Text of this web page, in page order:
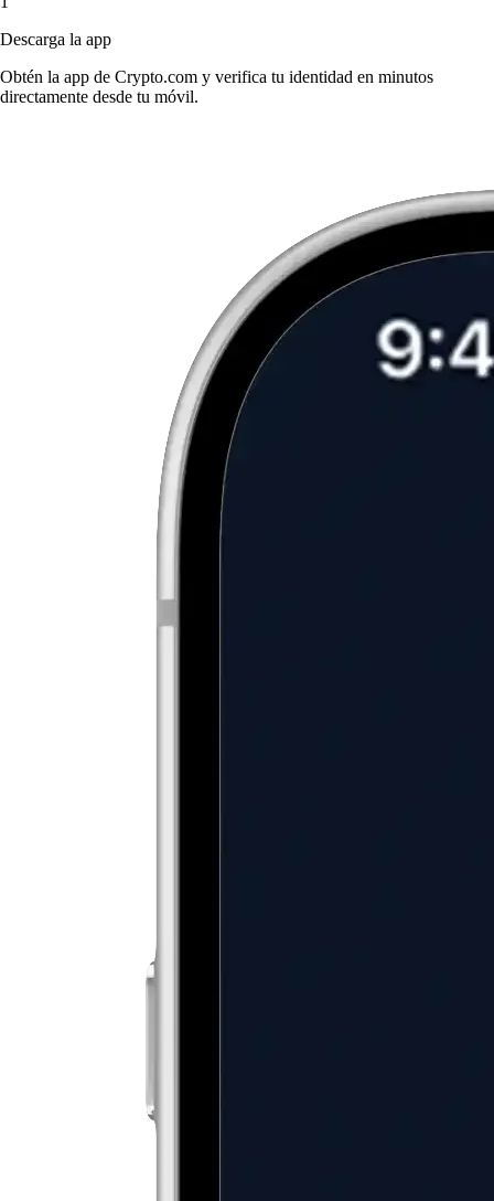
Descarga la app
Obtén la app de Crypto.com y verifica tu identidad en minutos
directamente desde tu móvil.